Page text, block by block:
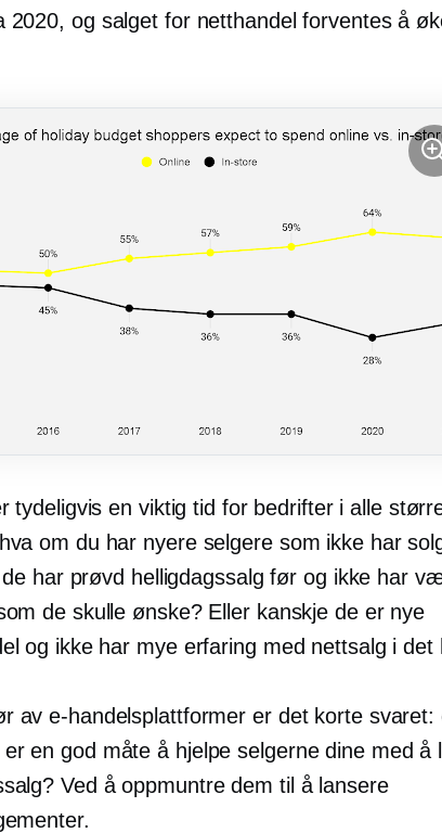
2020, og salget for netthandel forventes å
tydeligvis en viktig tid for bedrifter i alle
om du har nyere selgere som ikke har
har prøvd helligdagssalg før og ikke har
de skulle ønske? Eller kanskje de er nye
og ikke har mye erfaring med nettsalg i det
av e-handelsplattformer er det korte svaret:
en god måte å hjelpe selgerne dine med å
Ved å oppmuntre dem til å lansere